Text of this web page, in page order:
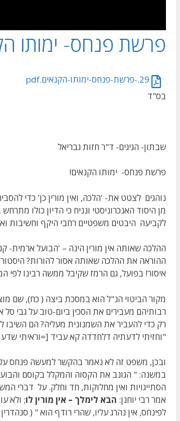
פרשת פנחס- ימותו
29.-פרשת-פנחס-ימותו-הקנאים.pdf
בס"ד
שבתון- הגיגים- ד"ר חזות גבריאל
פרשת פנחס- ימותו הקנאים!
נוהגים לצטט את- 'הלכה, ואין מורין כן' כדי
מן היסוד האנכרוניסטי ונניח כי הדיון כולו
לקביעה היבטים משפטיים רחבי היקף וחשיבות
ההלכה שאותה אין מורין הינה – 'הבועל ארמית-
ההוראה את ההלכה שאותה אסור להורות?
איסור! בפועל, גם הרמז שקיבל ממשה רבינו לפי
מקור הביטוי הנ"ל הוא במסכת ביצה ( כח), שם
רבותיהם מעבירים את הסכין ביום-טוב על גבי
רק כדי להעביר את השמנונית מעליה? הם
"וחזיתי לדעתיה דלחדדה קא עביד [=וראיתי
ובכן, משפט זה לא נאמר בהקשר למעשה פנחס על
במשנה: " הגונב את הקסוה והמקלל בקוסם
הסתייגויות ואין מחלוקות, חד וחלק. על דברי
אמר רבי יוחנן: הבא לימלך – אין מורין לו; ולא
לפינחס, אין נהרג עליו, שהרי רודף הוא " (